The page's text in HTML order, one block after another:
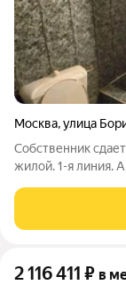
Москва,улица
Собственник
жилой. 1-я линия.
Потолок 3,2 м.
Водоснабжение
2 116 411 ₽ в